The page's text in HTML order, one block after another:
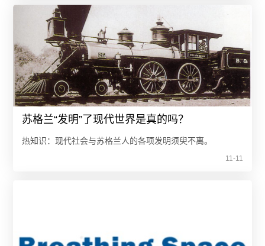
苏格兰“发明”了现代世界是真的吗？
热知识：现代社会与苏格兰人的各项发明须臾不离。
11-11